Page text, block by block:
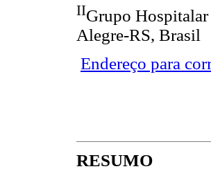
IIGrupo Hospitalar
Alegre-RS, Brasil
Endereço para
RESUMO